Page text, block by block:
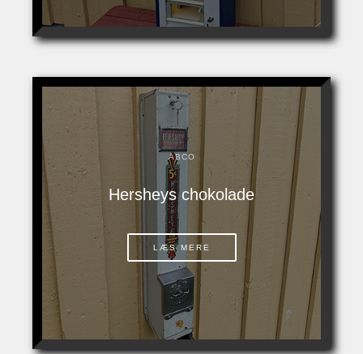
ABCO
Hersheys chokolade
LÆS MERE